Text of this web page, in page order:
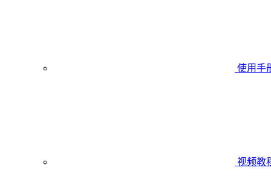
使用手
视频教